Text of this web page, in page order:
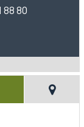
88 80